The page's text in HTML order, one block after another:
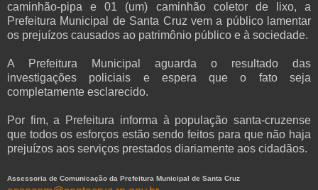
caminhão-pipa e 01 (um) caminhão coletor de lixo, a
Prefeitura Municipal de Santa Cruz vem a público lamentar
os prejuízos causados ao patrimônio público e à sociedade.
A Prefeitura Municipal aguarda o resultado das
investigações policiais e espera que o fato seja
completamente esclarecido.
Por fim, a Prefeitura informa à população santa-cruzense
que todos os esforços estão sendo feitos para que não haja
prejuízos aos serviços prestados diariamente aos cidadãos.
Assessoria de Comunicação da Prefeitura Municipal de Santa Cruz